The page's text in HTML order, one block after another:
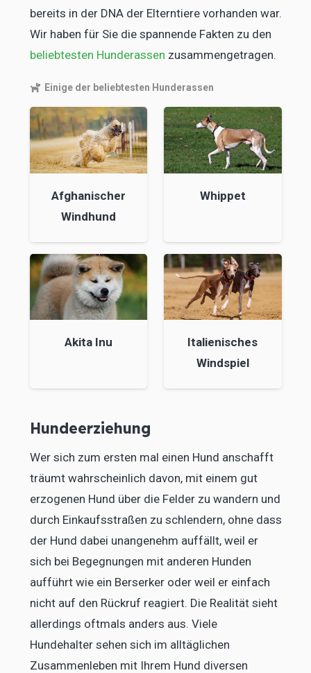
bereits in der DNA der Elterntiere vorhanden war.
Wir haben für Sie die spannende Fakten zu den
beliebtesten Hunderassen zusammengetragen.
Einige der beliebtesten Hunderassen
Afghanischer
Windhund
Whippet
Akita Inu
Italienisches
Windspiel
Hundeerziehung
Wer sich zum ersten mal einen Hund anschafft
träumt wahrscheinlich davon, mit einem gut
erzogenen Hund über die Felder zu wandern und
durch Einkaufsstraßen zu schlendern, ohne dass
der Hund dabei unangenehm auffällt, weil er
sich bei Begegnungen mit anderen Hunden
aufführt wie ein Berserker oder weil er einfach
nicht auf den Rückruf reagiert. Die Realität sieht
allerdings oftmals anders aus. Viele
Hundehalter sehen sich im alltäglichen
Zusammenleben mit Ihrem Hund diversen